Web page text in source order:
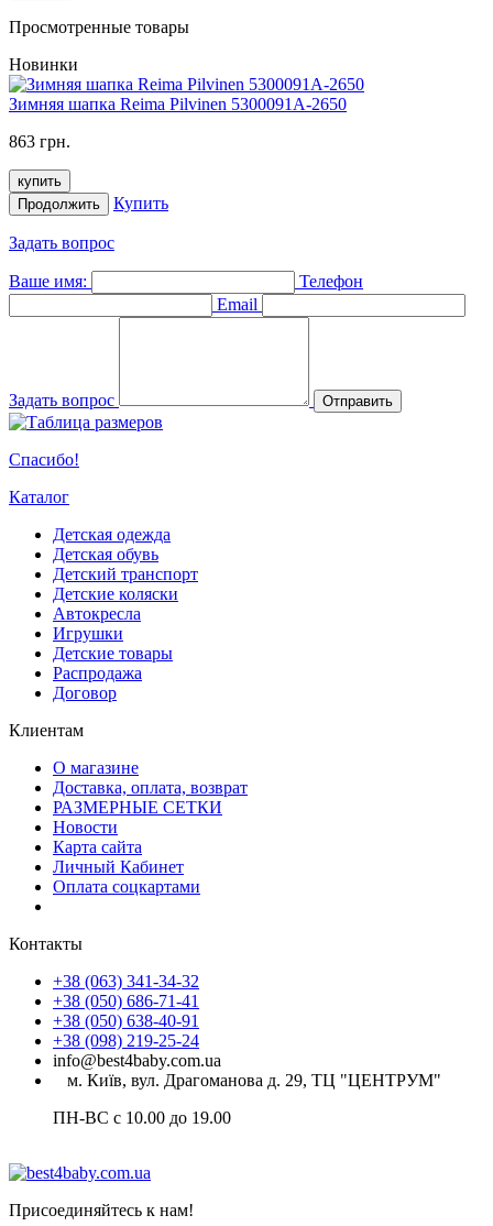
Просмотренные товары
Новинки
Зимняя шапка Reima Pilvinen 5300091A-2650
863 грн.
купить
Продолжить
Купить
Задать вопрос
Ваше имя:
Телефон
Email
Задать вопрос Отправить
Спасибо!
Каталог
Детская одежда
Детская обувь
Детский транспорт
Детские коляски
Автокресла
Игрушки
Детские товары
Распродажа
Договор
Клиентам
О магазине
Доставка, оплата, возврат
РАЗМЕРНЫЕ СЕТКИ
Новости
Карта сайта
Личный Кабинет
Оплата соцкартами
Контакты
+38 (063) 341-34-32
+38 (050) 686-71-41
+38 (050) 638-40-91
+38 (098) 219-25-24
info@best4baby.com.ua
м. Київ, вул. Драгоманова д. 29, ТЦ "ЦЕНТРУМ"
ПН-ВС с 10.00 до 19.00
Присоединяйтесь к нам!